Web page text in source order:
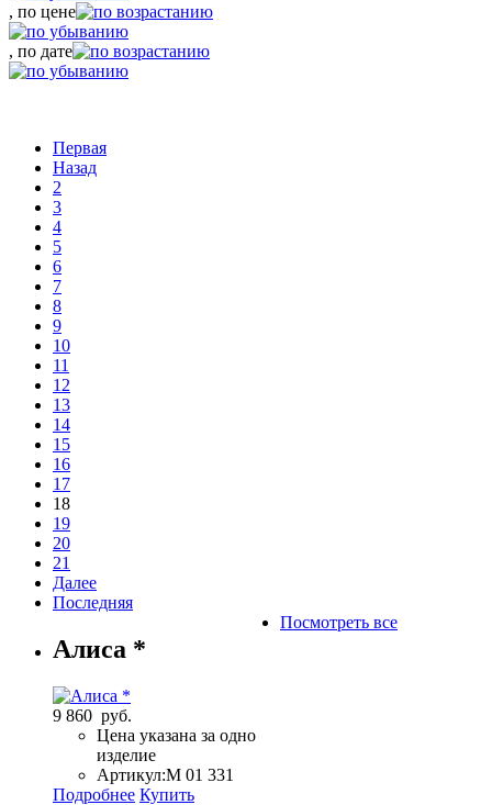
, по цене
, по дате
Первая
Назад
2
3
4
5
6
7
8
9
10
11
12
13
14
15
16
17
18
19
20
21
Далее
Последняя
Посмотреть все
Алиса *
9 860 руб.
Цена указана за одно
изделие
Артикул:М 01 331
Подробнее Купить